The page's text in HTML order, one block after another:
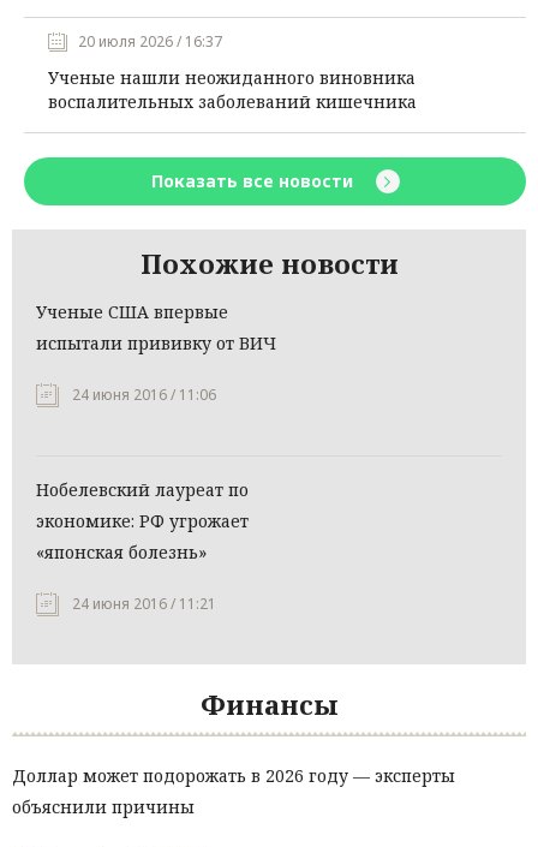
20 июля 2026 / 16:37
Ученые нашли неожиданного виновника
воспалительных заболеваний кишечника
Показать все новости
Похожие новости
Ученые США впервые
испытали прививку от ВИЧ
24 июня 2016 / 11:06
Нобелевский лауреат по
экономике: РФ угрожает
«японская болезнь»
24 июня 2016 / 11:21
Финансы
Доллар может подорожать в 2026 году — эксперты
объяснили причины